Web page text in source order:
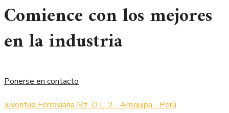
Comience con los mejores
en la industria
Ponerse en contacto
Juventud Ferroviaria Mz. O L. 2 - Arequipa - Perú